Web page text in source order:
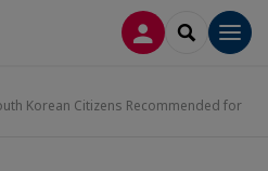
CONNEXION
Korean Citizens Recommended for